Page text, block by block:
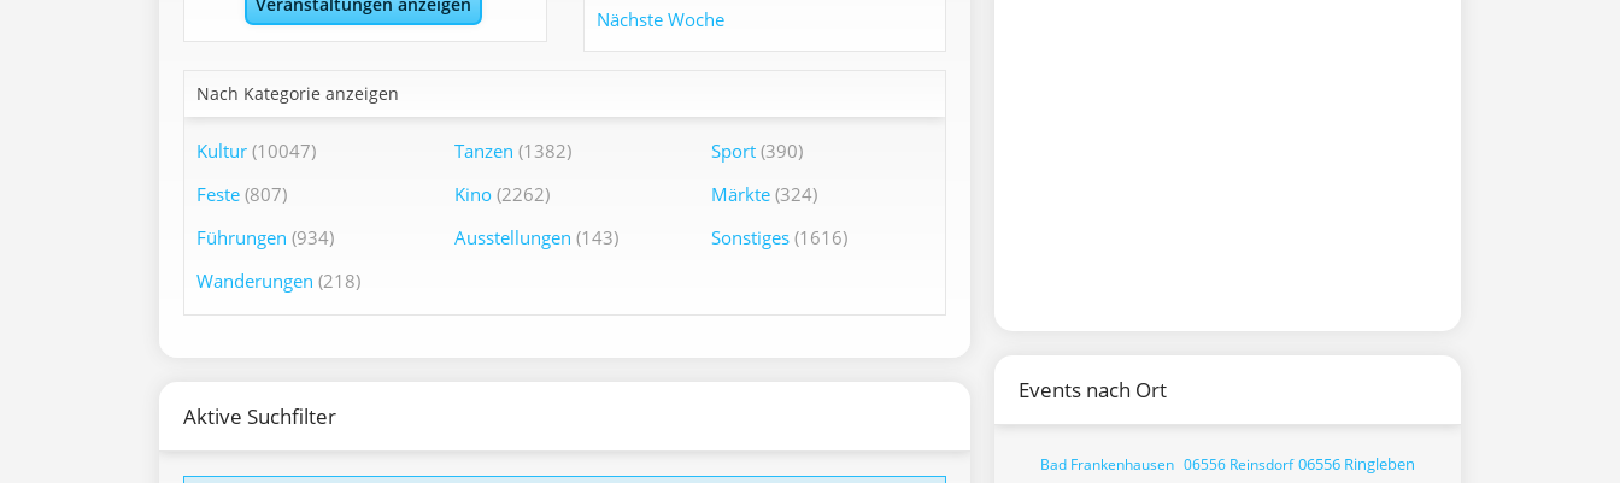
Nächste Woche
Nach Kategorie anzeigen
Kultur (10047) Tanzen (1382) Sport (390)
Feste (807) Kino(2262) Märkte (324)
Führungen (934) Ausstellungen (143) Sonstiges (1616)
Wanderungen (218)
Aktive Suchfilter
Events nach Ort
Bad Frankenhausen 06556 Reinsdorf 06556 Ringleben